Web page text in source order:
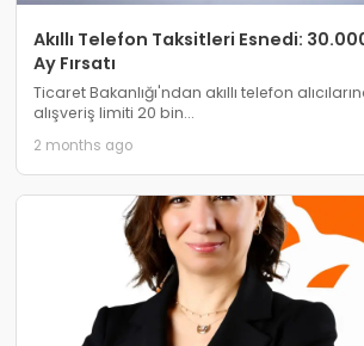
Akıllı Telefon Taksitleri Esnedi:
Ay Fırsatı
Ticaret Bakanlığı'ndan akıllı telefon
alışveriş limiti 20 bin...
2 months ago